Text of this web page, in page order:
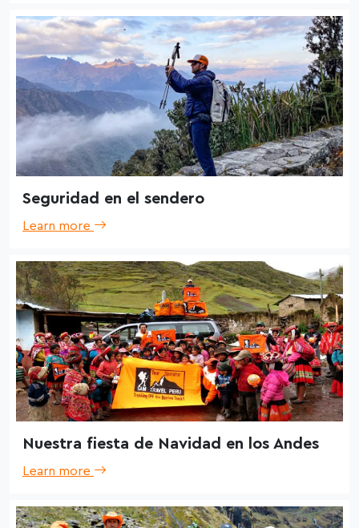
Seguridad en el sendero
Learn more
Nuestra fiesta de Navidad en los Andes
Learn more